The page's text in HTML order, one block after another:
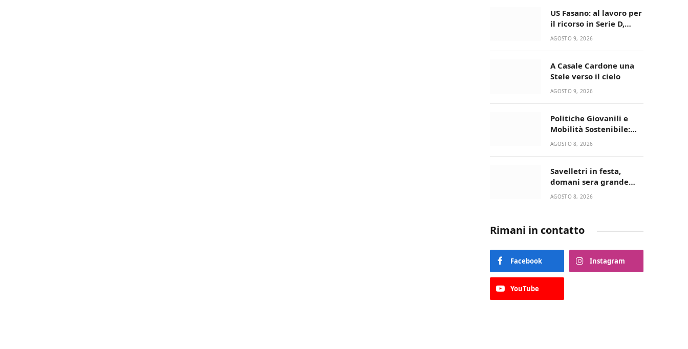
US Fasano: al lavoro per
il ricorso in Serie D,
nessun caso-calciatori
AGOSTO 9, 2026
A Casale Cardone una
Stele verso il cielo
AGOSTO 9, 2026
Politiche Giovanili e
Mobilità Sostenibile:
premiati gli studenti
AGOSTO 8, 2026
Savelletri in festa,
domani sera grande
spettacolo con Uccio De
AGOSTO 8, 2026
Rimani in contatto
Facebook Instagram
YouTube